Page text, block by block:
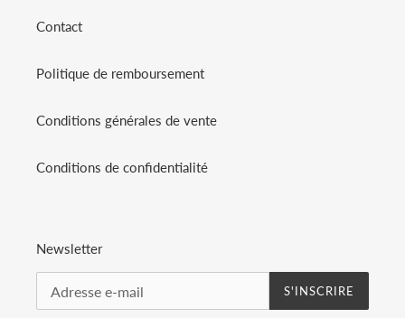
Contact
Politique de remboursement
Conditions générales de vente
Conditions de confidentialité
Newsletter
S'INSCRIRE